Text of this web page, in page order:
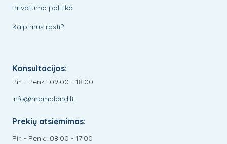
Privatumo politika
Kaip mus rasti?
Konsultacijos:
Pir. - Penk.: 09:00 - 18:00
info@mamaland.lt
Prekių atsiėmimas:
Pir. - Penk.: 08:00 - 17:00